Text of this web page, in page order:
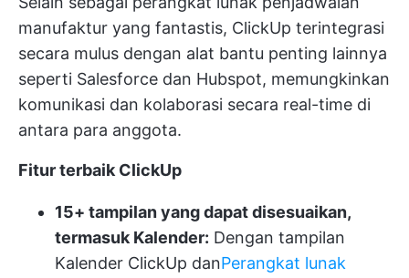
manufaktur yang fantastis, ClickUp terintegrasi
secara mulus dengan alat bantu penting lainnya
seperti Salesforce dan Hubspot, memungkinkan
komunikasi dan kolaborasi secara real-time di
antara para anggota.
Fitur terbaik ClickUp
15+ tampilan yang dapat disesuaikan,
termasuk Kalender: Dengan tampilan
Kalender ClickUp danPerangkat lunak